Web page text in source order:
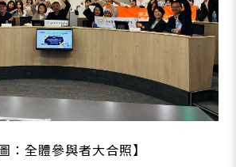
：全體參與者大合照】